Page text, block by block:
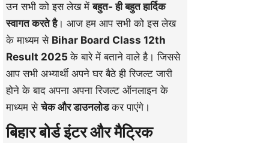
उन सभी को इस लेख मेंबहुत- ही बहुत हार्दिक
स्वागत करते है। आज हम आप सभी को इस लेख
के माध्यम से Bihar Board Class 12th
Result 2025के बारे में बताने वाले है। जिससे
आप सभी अभ्यार्थी अपने घर बैठे ही रिजल्ट जारी
होने के बाद अपना अपना रिजल्ट ऑनलाइन के
माध्यम सेचेक और डाउनलोडकर पाएंगे।
बिहार बोर्ड इंटर और मैट्रिक